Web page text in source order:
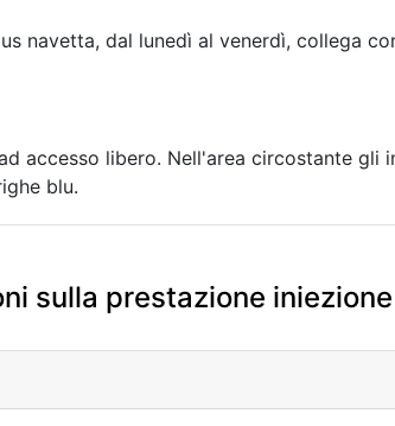
navetta, dal lunedì al venerdì, collega
accesso libero. Nell'area circostante gli
blu.
sulla prestazione